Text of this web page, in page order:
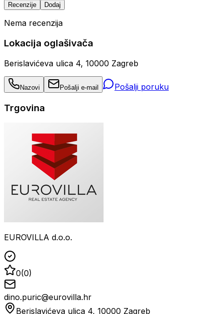
Recenzije Dodaj
Nema recenzija
Lokacija oglašivača
Berislavićeva ulica 4, 10000 Zagreb
Nazovi Pošalji e-mail Pošalji poruku
Trgovina
EUROVILLA d.o.o.
0(0)
dino.puric@eurovilla.hr
Berislavićeva ulica 4, 10000 Zagreb